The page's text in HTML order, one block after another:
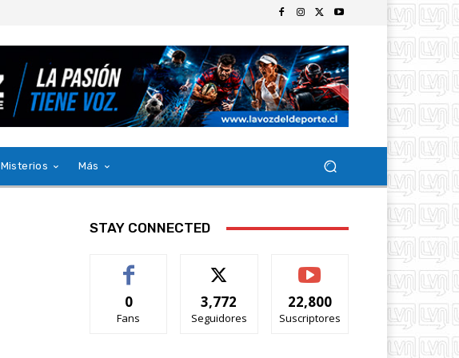
Misterios Más
STAY CONNECTED
0
Fans
3,772
Seguidores
22,800
Suscriptores